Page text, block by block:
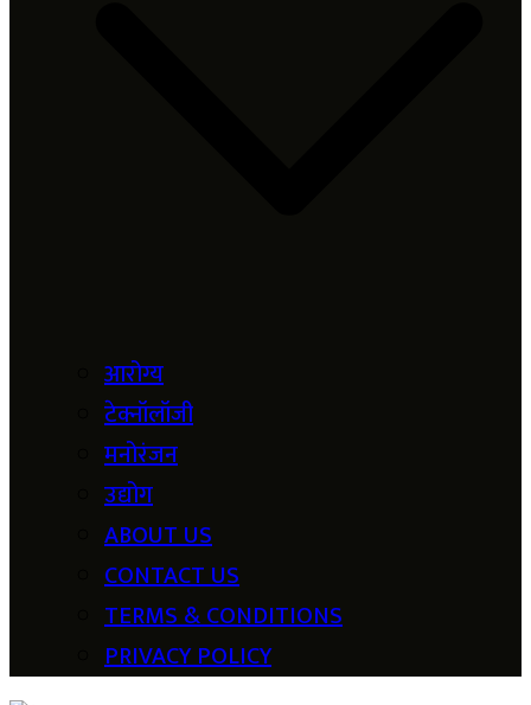
आरोग्य
टेक्नॉलॉजी
मनोरंजन
उद्योग
ABOUT US
CONTACT US
TERMS & CONDITIONS
PRIVACY POLICY